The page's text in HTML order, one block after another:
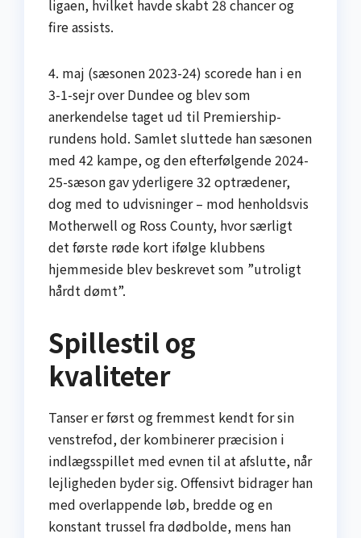
ligaen, hvilket havde skabt 28 chancer og
fire assists.
4. maj (sæsonen 2023-24) scorede han i en
3-1-sejr over Dundee og blev som
anerkendelse taget ud til Premiership-
rundens hold. Samlet sluttede han sæsonen
med 42 kampe, og den efterfølgende 2024-
25-sæson gav yderligere 32 optrædener,
dog med to udvisninger – mod henholdsvis
Motherwell og Ross County, hvor særligt
det første røde kort ifølge klubbens
hjemmeside blev beskrevet som ”utroligt
hårdt dømt”.
Spillestil og
kvaliteter
Tanser er først og fremmest kendt for sin
venstrefod, der kombinerer præcision i
indlægsspillet med evnen til at afslutte, når
lejligheden byder sig. Offensivt bidrager han
med overlappende løb, bredde og en
konstant trussel fra dødbolde, mens han